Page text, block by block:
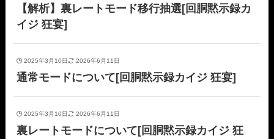
【解析】裏レートモード移行抽選[回胴黙示録カ
イジ 狂宴]
2025年3月10日 2026年6月11日
通常モードについて[回胴黙示録カイジ 狂宴]
2025年3月10日 2026年6月11日
裏レートモードについて[回胴黙示録カイジ 狂